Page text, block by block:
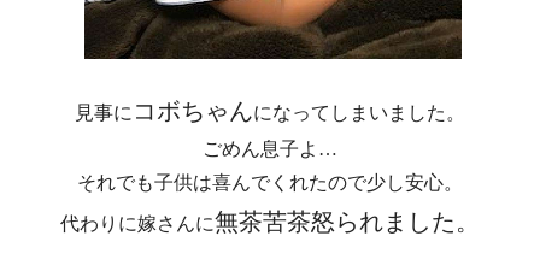
見事に コボちゃんになってしまいました。
ごめん息子よ…
それでも子供は喜んでくれたので少し安心。
代わりに嫁さんに無茶苦茶怒られました。